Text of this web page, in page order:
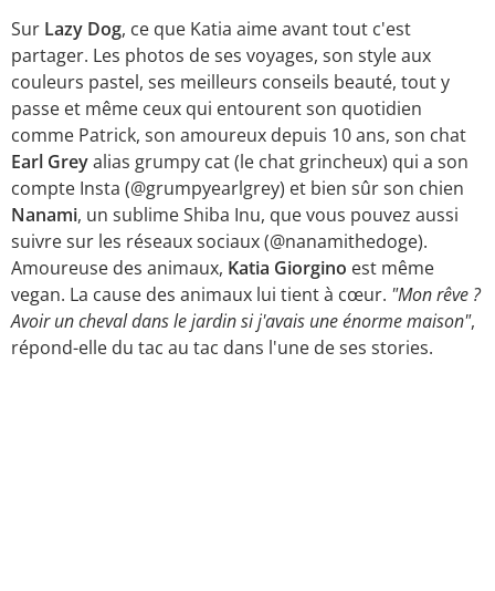
Sur Lazy Dog, ce que Katia aime avant tout c'est
partager. Les photos de ses voyages, son style aux
couleurs pastel, ses meilleurs conseils beauté, tout y
passe et même ceux qui entourent son quotidien
comme Patrick, son amoureux depuis 10 ans, son chat
Earl Greyalias grumpy cat (le chat grincheux) qui a son
compte Insta (@grumpyearlgrey) et bien sûr son chien
Nanami, un sublime Shiba Inu, que vous pouvez aussi
suivre sur les réseaux sociaux (@nanamithedoge).
Amoureuse des animaux, Katia Giorgino est même
vegan. La cause des animaux lui tient à cœur. "Mon rêve ?
Avoir un cheval dans le jardin si j'avais une énorme maison",
répond-elle du tac au tac dans l'une de ses stories.